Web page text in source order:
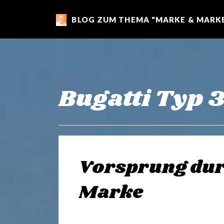
m
r
k
BLOG ZUM THEMA "MARKE &
Bugatti Typ
Vorsprung
Marke